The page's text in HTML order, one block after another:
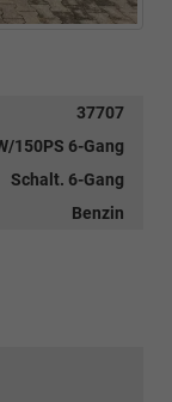
37707
150PS 6-Gang
Schalt. 6-Gang
Benzin